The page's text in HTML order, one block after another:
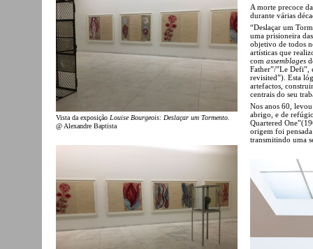
Vista da exposição Louise Bourgeois: Deslaçar um Tormento
@ Alexandre Baptista
A morte precoce
durante várias
“Deslaçar um
uma prisioneira
objetivo de todos
artísticas que
com assemblages
Father”/”Le Defi”,
revisited”). Esta
artefactos,
centrais do seu
Nos anos 60,
abrigo, e de
Quartered
origem foi
transmitindo uma